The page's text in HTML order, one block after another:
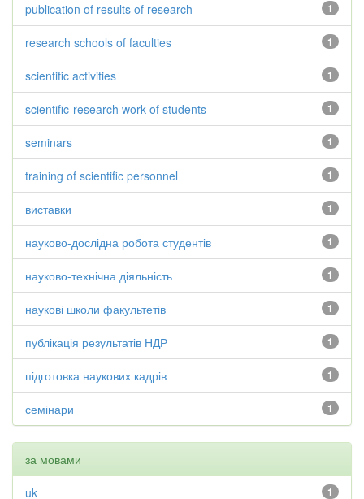
1
publication of results of research
1
research schools of faculties
1
scientific activities
1
scientific-research work of students
1
seminars
1
training of scientific personnel
1
виставки
1
науково-дослідна робота студентів
1
науково-технічна діяльність
1
наукові школи факультетів
1
публікація результатів НДР
1
підготовка наукових кадрів
1
семінари
за мовами
1
uk